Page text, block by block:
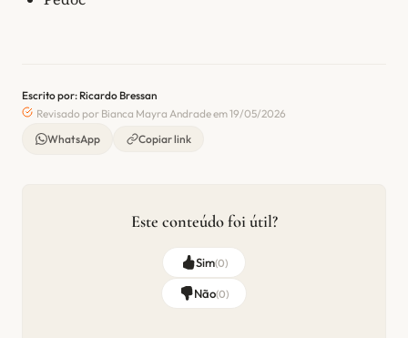
Escrito por: Ricardo Bressan
Revisado por Bianca Mayra Andrade em 19/05/2026
WhatsApp
Copiar link
Este conteúdo foi útil?
Sim(0)
Não(0)